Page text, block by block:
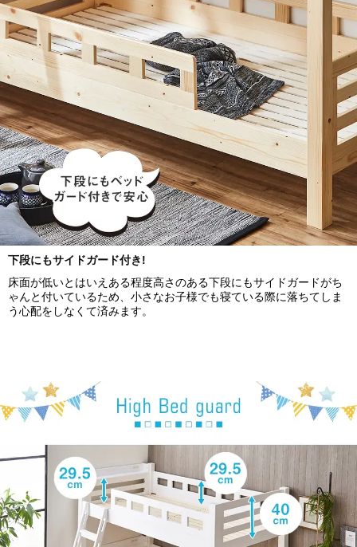
下段にもサイドガード付き!
床面が低いとはいえある程度高さのある下段にもサイドガードがち
ゃんと付いているため、小さなお子様でも寝ている際に落ちてしま
う心配をしなくて済みます。